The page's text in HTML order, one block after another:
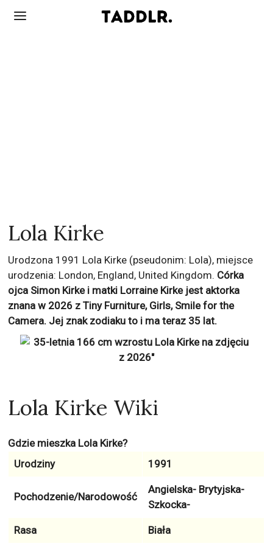
Lola Kirke
Urodzona 1991 Lola Kirke (pseudonim: Lola), miejsce
urodzenia: London, England, United Kingdom. Córka
ojca Simon Kirke i matki Lorraine Kirke jest aktorka
znana w 2026 zTiny Furniture, Girls, Smile for the
Camera. Jej znak zodiaku to i ma teraz 35 lat.
Lola Kirke Wiki
Gdzie mieszka Lola Kirke?
Urodziny
1991
Pochodzenie/Narodowość
Angielska- Brytyjska-
Szkocka-
Rasa Biała